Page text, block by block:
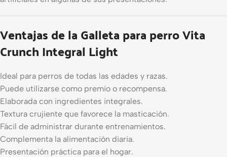
Ventajas de la Galleta para perro Vita
Crunch Integral Light
Ideal para perros de todas las edades y razas.
Puede utilizarse como premio o recompensa.
Elaborada con ingredientes integrales.
Textura crujiente que favorece la masticación.
Fácil de administrar durante entrenamientos.
Complementa la alimentación diaria.
Presentación práctica para el hogar.